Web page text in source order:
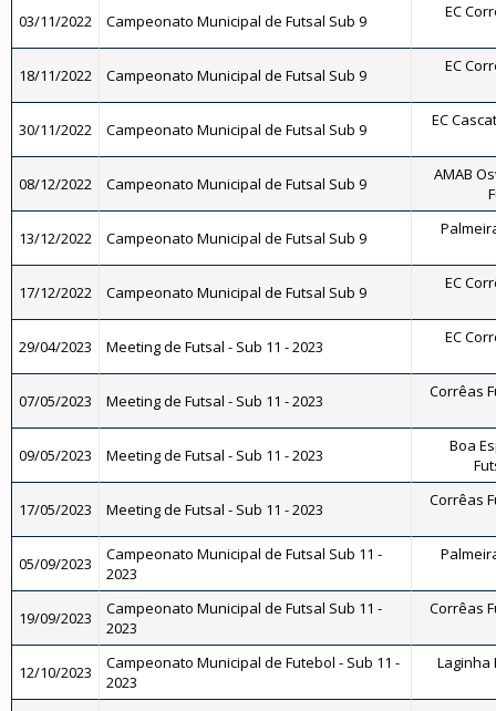
03/11/2022 Campeonato Municipal de Futsal Sub 9 EC
18/11/2022 Campeonato Municipal de Futsal Sub 9 EC
30/11/2022 Campeonato Municipal de Futsal Sub 9 EC
08/12/2022 Campeonato Municipal de Futsal Sub 9
AMAB
13/12/2022 Campeonato Municipal de Futsal Sub 9
17/12/2022 Campeonato Municipal de Futsal Sub 9 EC
29/04/2023 Meeting de Futsal - Sub 11 - 2023 EC
07/05/2023 Meeting de Futsal - Sub 11 - 2023 Corrêas
09/05/2023 Meeting de Futsal - Sub 11 - 2023
Boa
17/05/2023 Meeting de Futsal - Sub 11 - 2023 Corrêas
05/09/2023
Campeonato Municipal de Futsal Sub 11 -
2023
19/09/2023
Campeonato Municipal de Futsal Sub 11 -
2023
Corrêas
12/10/2023
Campeonato Municipal de Futebol - Sub 11 -
2023
Laginha